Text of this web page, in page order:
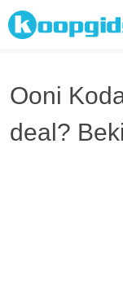
Spring
naar
Ooni
deal?